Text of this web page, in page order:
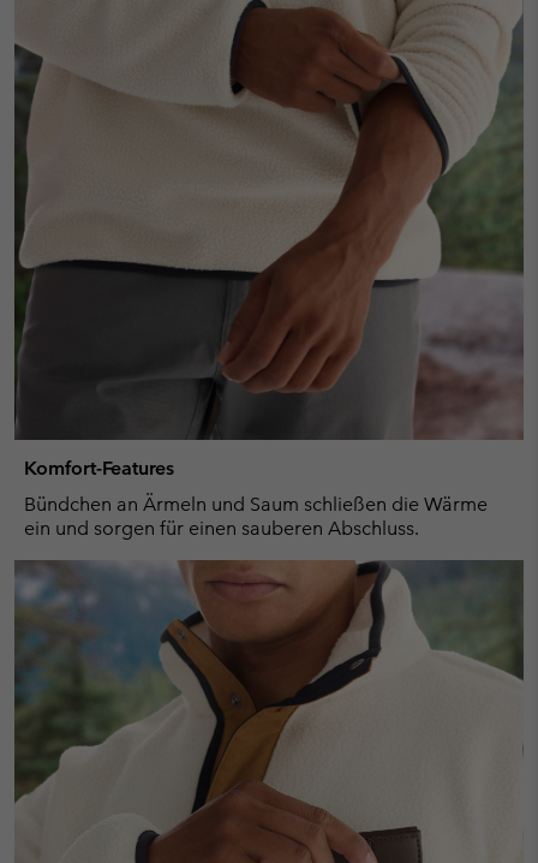
Komfort-Features
Bündchen an Ärmeln und Saum schließen die Wärme
ein und sorgen für einen sauberen Abschluss.